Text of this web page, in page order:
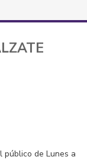
público de Lunes a